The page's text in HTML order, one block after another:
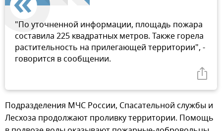
"По уточненной информации, площадь пожара
составила 225 квадратных метров. Также горела
растительность на прилегающей территории", -
говорится в сообщении.
Подразделения МЧС России, Спасательной службы и
Лесхоза продолжают проливку территории. Помощь